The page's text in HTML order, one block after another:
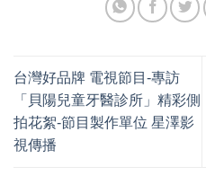
台灣好品牌 電視節目-專訪
「貝陽兒童牙醫診所」精彩側
拍花絮-節目製作單位 星澤影
視傳播